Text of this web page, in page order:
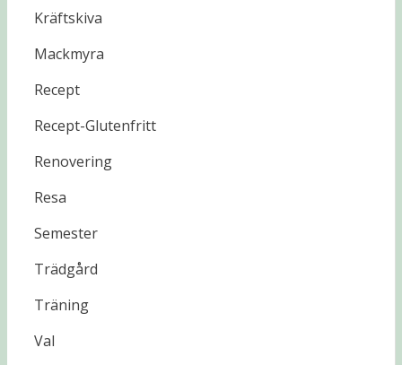
Kräftskiva
Mackmyra
Recept
Recept-Glutenfritt
Renovering
Resa
Semester
Trädgård
Träning
Val